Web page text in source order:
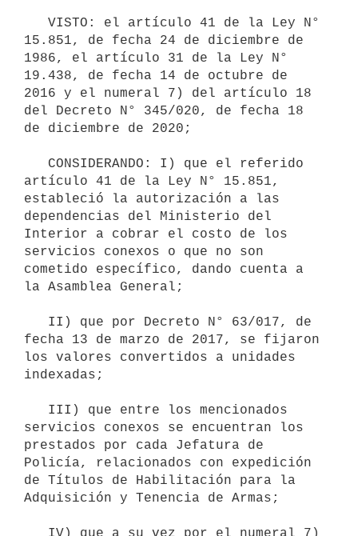
15.851, de fecha 24 de diciembre de
1986, el artículo 31 de la Ley N°
19.438, de fecha 14 de octubre de
2016 y el numeral 7) del artículo 18
del Decreto N° 345/020, de fecha 18
de diciembre de 2020;
artículo 41 de la Ley N° 15.851,
estableció la autorización a las
dependencias del Ministerio del
Interior a cobrar el costo de los
servicios conexos o que no son
cometido específico, dando cuenta a
la Asamblea General;
fecha 13 de marzo de 2017, se fijaron
los valores convertidos a unidades
indexadas;
servicios conexos se encuentran los
prestados por cada Jefatura de
Policía, relacionados con expedición
de Títulos de Habilitación para la
Adquisición y Tenencia de Armas;